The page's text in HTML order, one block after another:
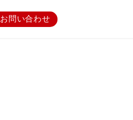
お問い合わせ